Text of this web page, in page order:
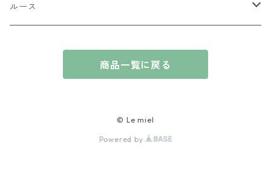
チャーム
ブレスレット
アウイナイト
アクアマリン
ルース
カボションカット
商品一覧に戻る
© Le miel
Powered by